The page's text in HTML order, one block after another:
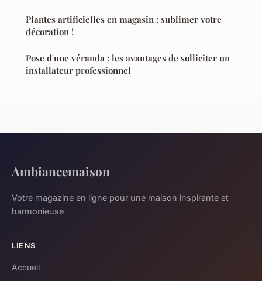
Plantes artificielles en magasin : sublimer votre
décoration !
Pose d'une véranda : les avantages de solliciter un
installateur professionnel
Ambiancemaison
Votre magazine en ligne pour une maison inspirante et
harmonieuse
LIENS
Accueil